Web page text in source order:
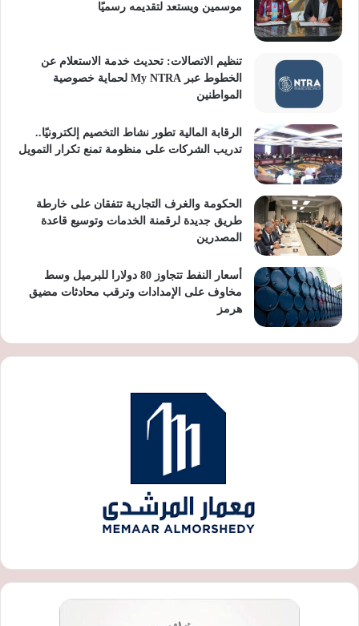
موسمين ويستعد لتقديمه رسميًا
تنظيم الاتصالات: تحديث خدمة الاستعلام عن
الخطوط عبر My NTRA لحماية خصوصية
المواطنين
الرقابة المالية تطور نشاط التخصيم إلكترونيًا..
تدريب الشركات على منظومة تمنع تكرار التمويل
الحكومة والغرف التجارية تتفقان على خارطة
طريق جديدة لرقمنة الخدمات وتوسيع قاعدة
المصدرين
أسعار النفط تتجاوز 80 دولارا للبرميل وسط
مخاوف على الإمدادات وترقب محادثات مضيق
هرمز